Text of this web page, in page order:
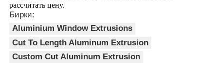
рассчитать цену.
Бирки:
Aluminium Window Extrusions
Cut To Length Aluminum Extrusion
Custom Cut Aluminum Extrusion